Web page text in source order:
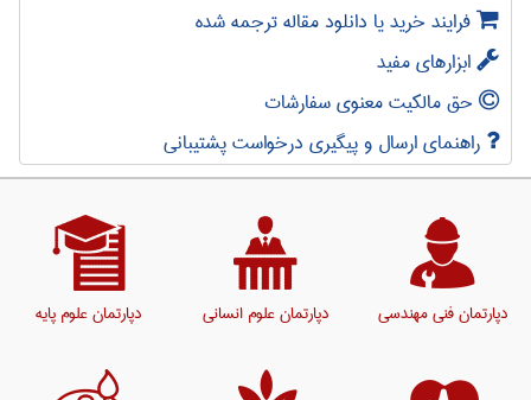
فرایند خرید یا دانلود مقاله ترجمه شده
ابزارهای مفید
حق مالکیت معنوی سفارشات
راهنمای ارسال و پیگیری درخواست پشتیبانی
دپارتمان فنی مهندسی دپارتمان علوم انسانی دپارتمان علوم پایه